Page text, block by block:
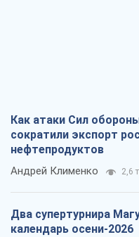
Как атаки Сил
сократили экспорт
нефтепродуктов
Андрей Клименко 2,6
Два супертурнира
календарь осени-2026